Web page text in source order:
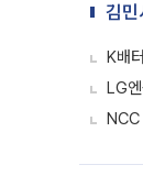
김민
K배
LG
NCC